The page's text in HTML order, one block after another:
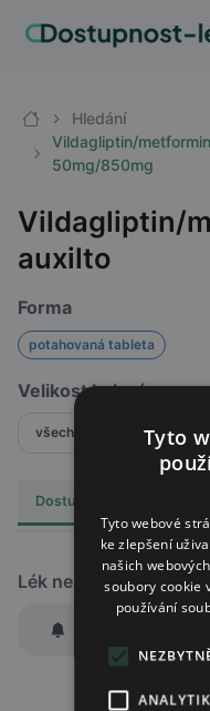
Hledání
Vildagliptin/
50mg/850mg
Vildagliptin/
auxilto
Forma
potahovaná tableta
Velikost balení
všechny
Dostupnost
Lék není dostupný v
Zaslat jednorázově
Tyto
Tyto webové
ke zlepšení
našich
soubory cookie
používání